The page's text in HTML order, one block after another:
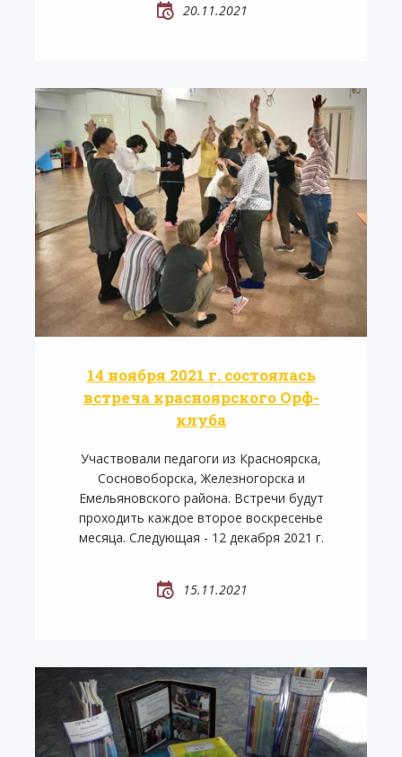
20.11.2021
14 ноября 2021 г. состоялась
встреча красноярского Орф-
клуба
Участвовали педагоги из Красноярска,
Сосновоборска, Железногорска и
Емельяновского района. Встречи будут
проходить каждое второе воскресенье
месяца. Следующая - 12 декабря 2021 г.
15.11.2021